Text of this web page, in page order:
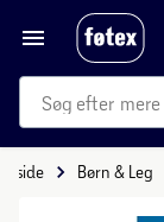
Børn & Leg